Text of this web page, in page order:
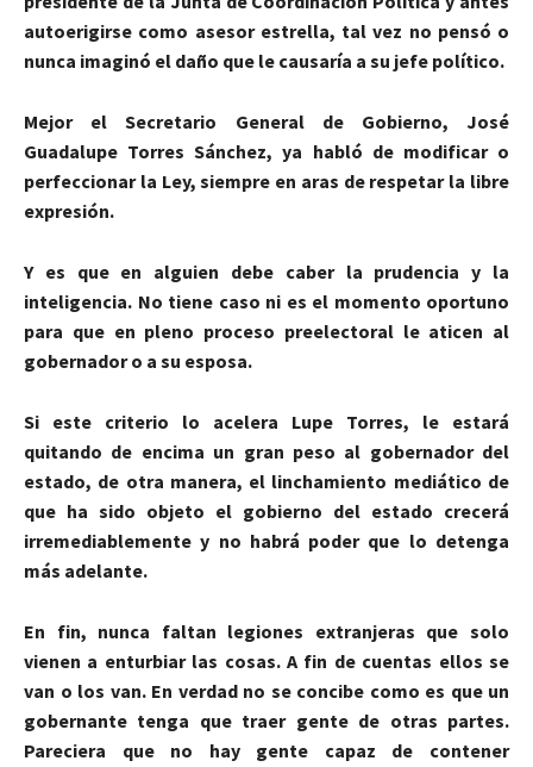
autoerigirse como asesor estrella, tal vez no pensó o
nunca imaginó el daño que le causaría a su jefe político.
Mejor el Secretario General de Gobierno, José
Guadalupe Torres Sánchez, ya habló de modificar o
perfeccionar la Ley, siempre en aras de respetar la libre
expresión.
Y es que en alguien debe caber la prudencia y la
inteligencia. No tiene caso ni es el momento oportuno
para que en pleno proceso preelectoral le aticen al
gobernador o a su esposa.
Si este criterio lo acelera Lupe Torres, le estará
quitando de encima un gran peso al gobernador del
estado, de otra manera, el linchamiento mediático de
que ha sido objeto el gobierno del estado crecerá
irremediablemente y no habrá poder que lo detenga
más adelante.
En fin, nunca faltan legiones extranjeras que solo
vienen a enturbiar las cosas. A fin de cuentas ellos se
van o los van. En verdad no se concibe como es que un
gobernante tenga que traer gente de otras partes.
Pareciera que no hay gente capaz de contener